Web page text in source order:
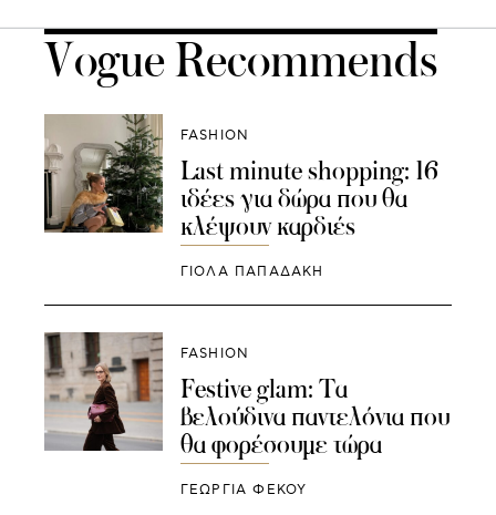
Vogue Recommends
FASHION
Last minute shopping: 16
ιδέες για δώρα που θα
κλέψουν καρδιές
ΓΙΌΛΑ ΠΑΠΑΔΆΚΗ
FASHION
Festive glam: Τα
βελούδινα παντελόνια που
θα φορέσουμε τώρα
ΓΕΩΡΓΙΑ ΦΕΚΟΥ